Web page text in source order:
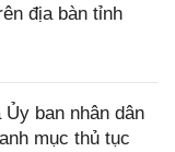
địa bàn tỉnh
ban nhân dân
mục thủ tục